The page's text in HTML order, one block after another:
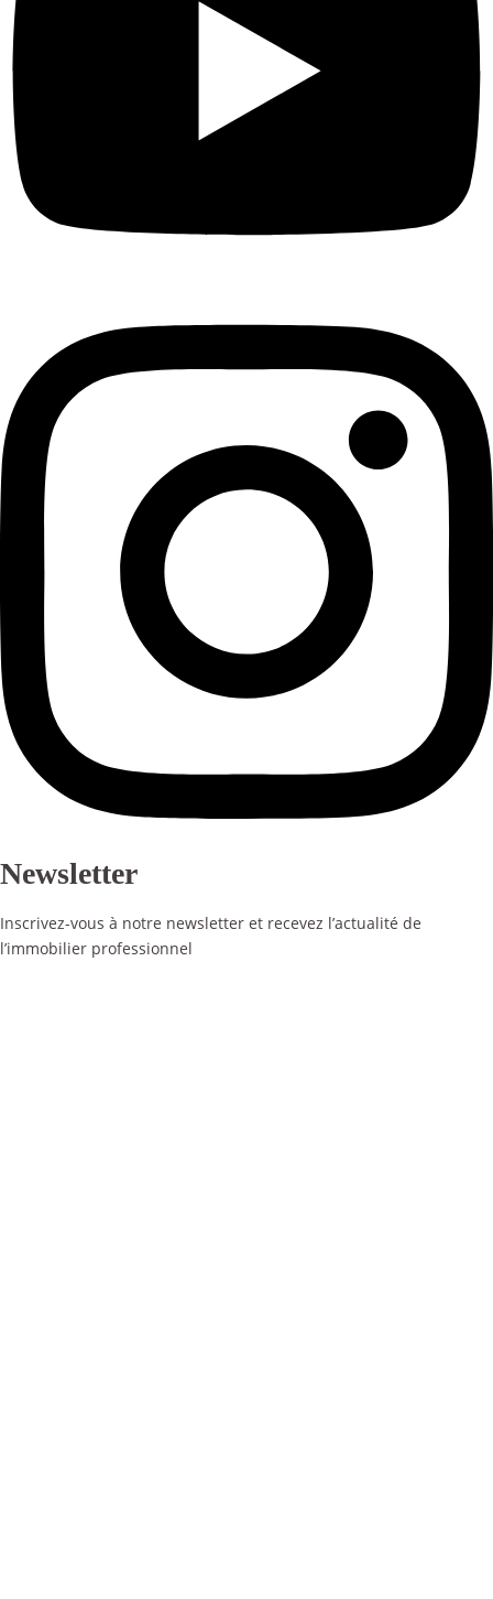
Newsletter
Inscrivez-vous à notre newsletter et recevez l’actualité de
l’immobilier professionnel